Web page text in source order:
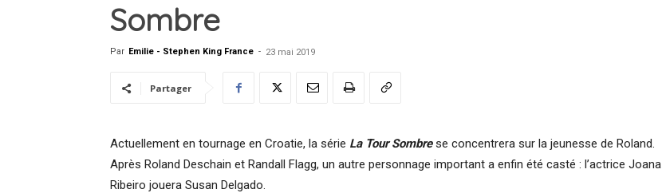
Sombre
Par Emilie - Stephen King France - 23 mai 2019
Partager
Actuellement en tournage en Croatie, la série La Tour Sombrese concentrera sur la jeunesse de Roland.
Après Roland Deschain et Randall Flagg, un autre personnage important a enfin été casté : l’actrice Joana
Ribeiro jouera Susan Delgado.